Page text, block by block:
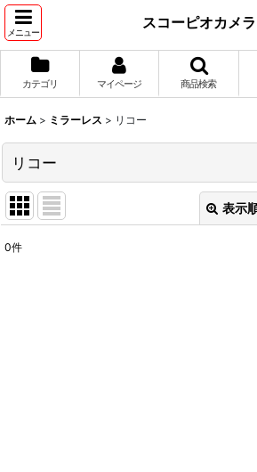
メニュー
スコーピオカメラ
カテゴリ マイページ 商品検索
ホーム > ミラーレス > リコー
リコー
表示
0件